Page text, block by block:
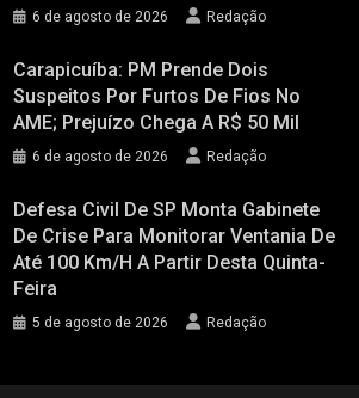
6 de agosto de 2026 Redação
Carapicuíba: PM Prende Dois
Suspeitos Por Furtos De Fios No
AME; Prejuízo Chega A R$ 50 Mil
6 de agosto de 2026 Redação
Defesa Civil De SP Monta Gabinete
De Crise Para Monitorar Ventania De
Até 100 Km/h A Partir Desta Quinta-
Feira
5 de agosto de 2026 Redação